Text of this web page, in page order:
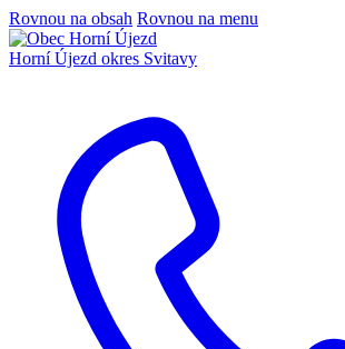
Rovnou na obsah Rovnou na menu
Horní Újezd okres Svitavy